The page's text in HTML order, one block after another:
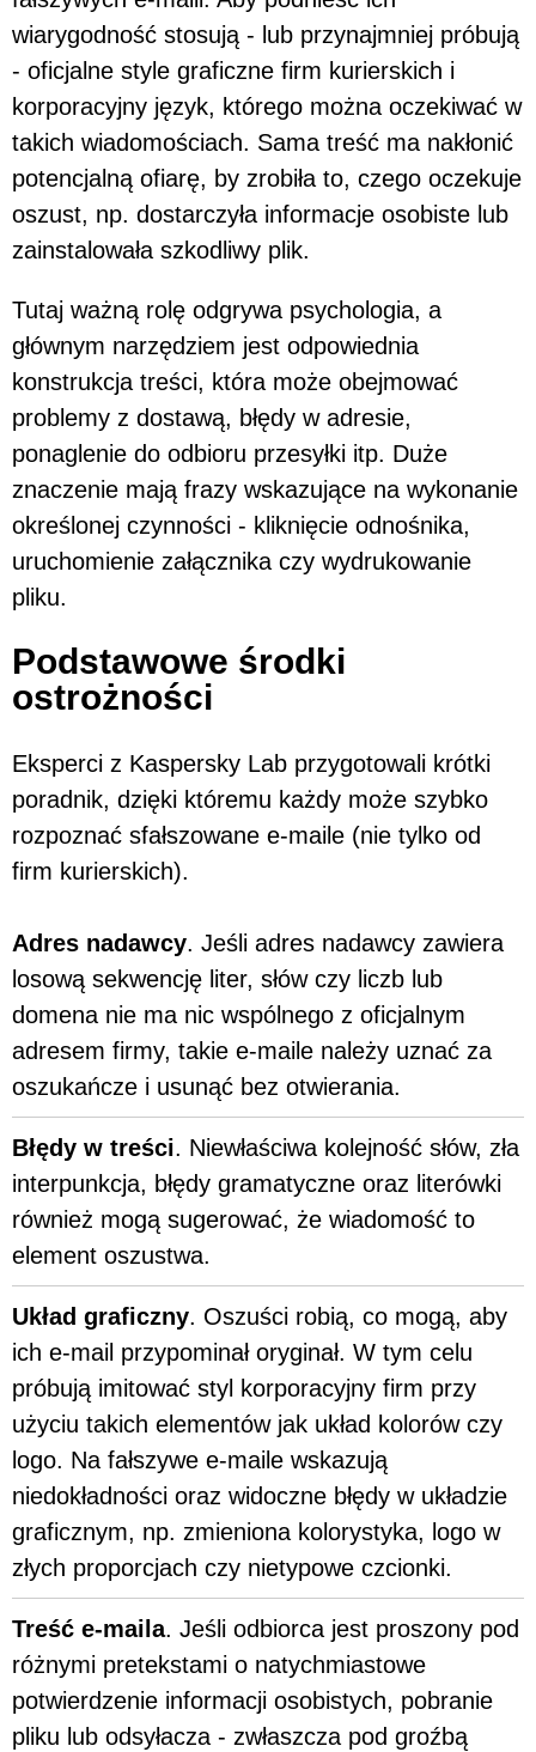
wiarygodność stosują - lub przynajmniej próbują
- oficjalne style graficzne firm kurierskich i
korporacyjny język, którego można oczekiwać w
takich wiadomościach. Sama treść ma nakłonić
potencjalną ofiarę, by zrobiła to, czego oczekuje
oszust, np. dostarczyła informacje osobiste lub
zainstalowała szkodliwy plik.
Tutaj ważną rolę odgrywa psychologia, a
głównym narzędziem jest odpowiednia
konstrukcja treści, która może obejmować
problemy z dostawą, błędy w adresie,
ponaglenie do odbioru przesyłki itp. Duże
znaczenie mają frazy wskazujące na wykonanie
określonej czynności - kliknięcie odnośnika,
uruchomienie załącznika czy wydrukowanie
pliku.
Podstawowe środki
ostrożności
Eksperci z Kaspersky Lab przygotowali krótki
poradnik, dzięki któremu każdy może szybko
rozpoznać sfałszowane e-maile (nie tylko od
firm kurierskich).
Adres nadawcy. Jeśli adres nadawcy zawiera
losową sekwencję liter, słów czy liczb lub
domena nie ma nic wspólnego z oficjalnym
adresem firmy, takie e-maile należy uznać za
oszukańcze i usunąć bez otwierania.
Błędy w treści. Niewłaściwa kolejność słów, zła
interpunkcja, błędy gramatyczne oraz literówki
również mogą sugerować, że wiadomość to
element oszustwa.
Układ graficzny. Oszuści robią, co mogą, aby
ich e-mail przypominał oryginał. W tym celu
próbują imitować styl korporacyjny firm przy
użyciu takich elementów jak układ kolorów czy
logo. Na fałszywe e-maile wskazują
niedokładności oraz widoczne błędy w układzie
graficznym, np. zmieniona kolorystyka, logo w
złych proporcjach czy nietypowe czcionki.
Treść e-maila. Jeśli odbiorca jest proszony pod
różnymi pretekstami o natychmiastowe
potwierdzenie informacji osobistych, pobranie
pliku lub odsyłacza - zwłaszcza pod groźbą